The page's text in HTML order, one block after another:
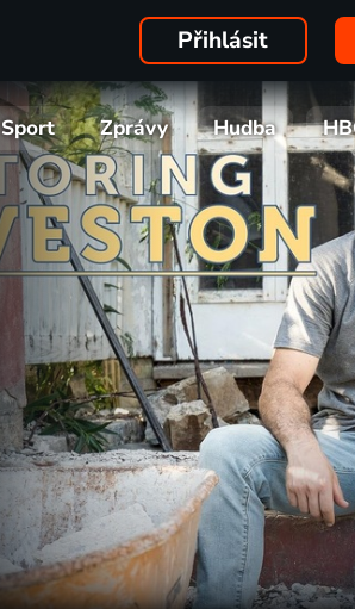
Přihlásit
Sport Zprávy Hudba